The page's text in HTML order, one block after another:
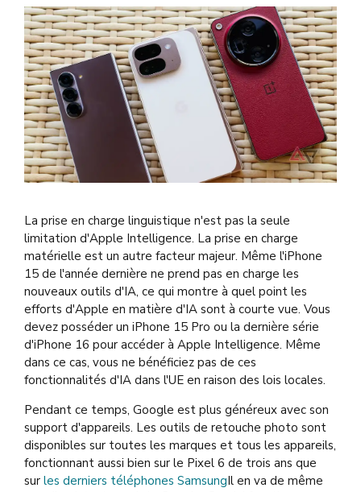
La prise en charge linguistique n'est pas la seule
limitation d'Apple Intelligence. La prise en charge
matérielle est un autre facteur majeur. Même l'iPhone
15 de l'année dernière ne prend pas en charge les
nouveaux outils d'IA, ce qui montre à quel point les
efforts d'Apple en matière d'IA sont à courte vue. Vous
devez posséder un iPhone 15 Pro ou la dernière série
d'iPhone 16 pour accéder à Apple Intelligence. Même
dans ce cas, vous ne bénéficiez pas de ces
fonctionnalités d'IA dans l'UE en raison des lois locales.
Pendant ce temps, Google est plus généreux avec son
support d'appareils. Les outils de retouche photo sont
disponibles sur toutes les marques et tous les appareils,
fonctionnant aussi bien sur le Pixel 6 de trois ans que
sur les derniers téléphones SamsungIl en va de même